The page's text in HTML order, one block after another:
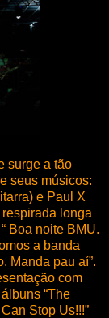
surge a tão
e seus músicos:
e Paul X
longa
Boa noite BMU.
a banda
Manda pau aí”.
com
“The
Stop Us!!!”